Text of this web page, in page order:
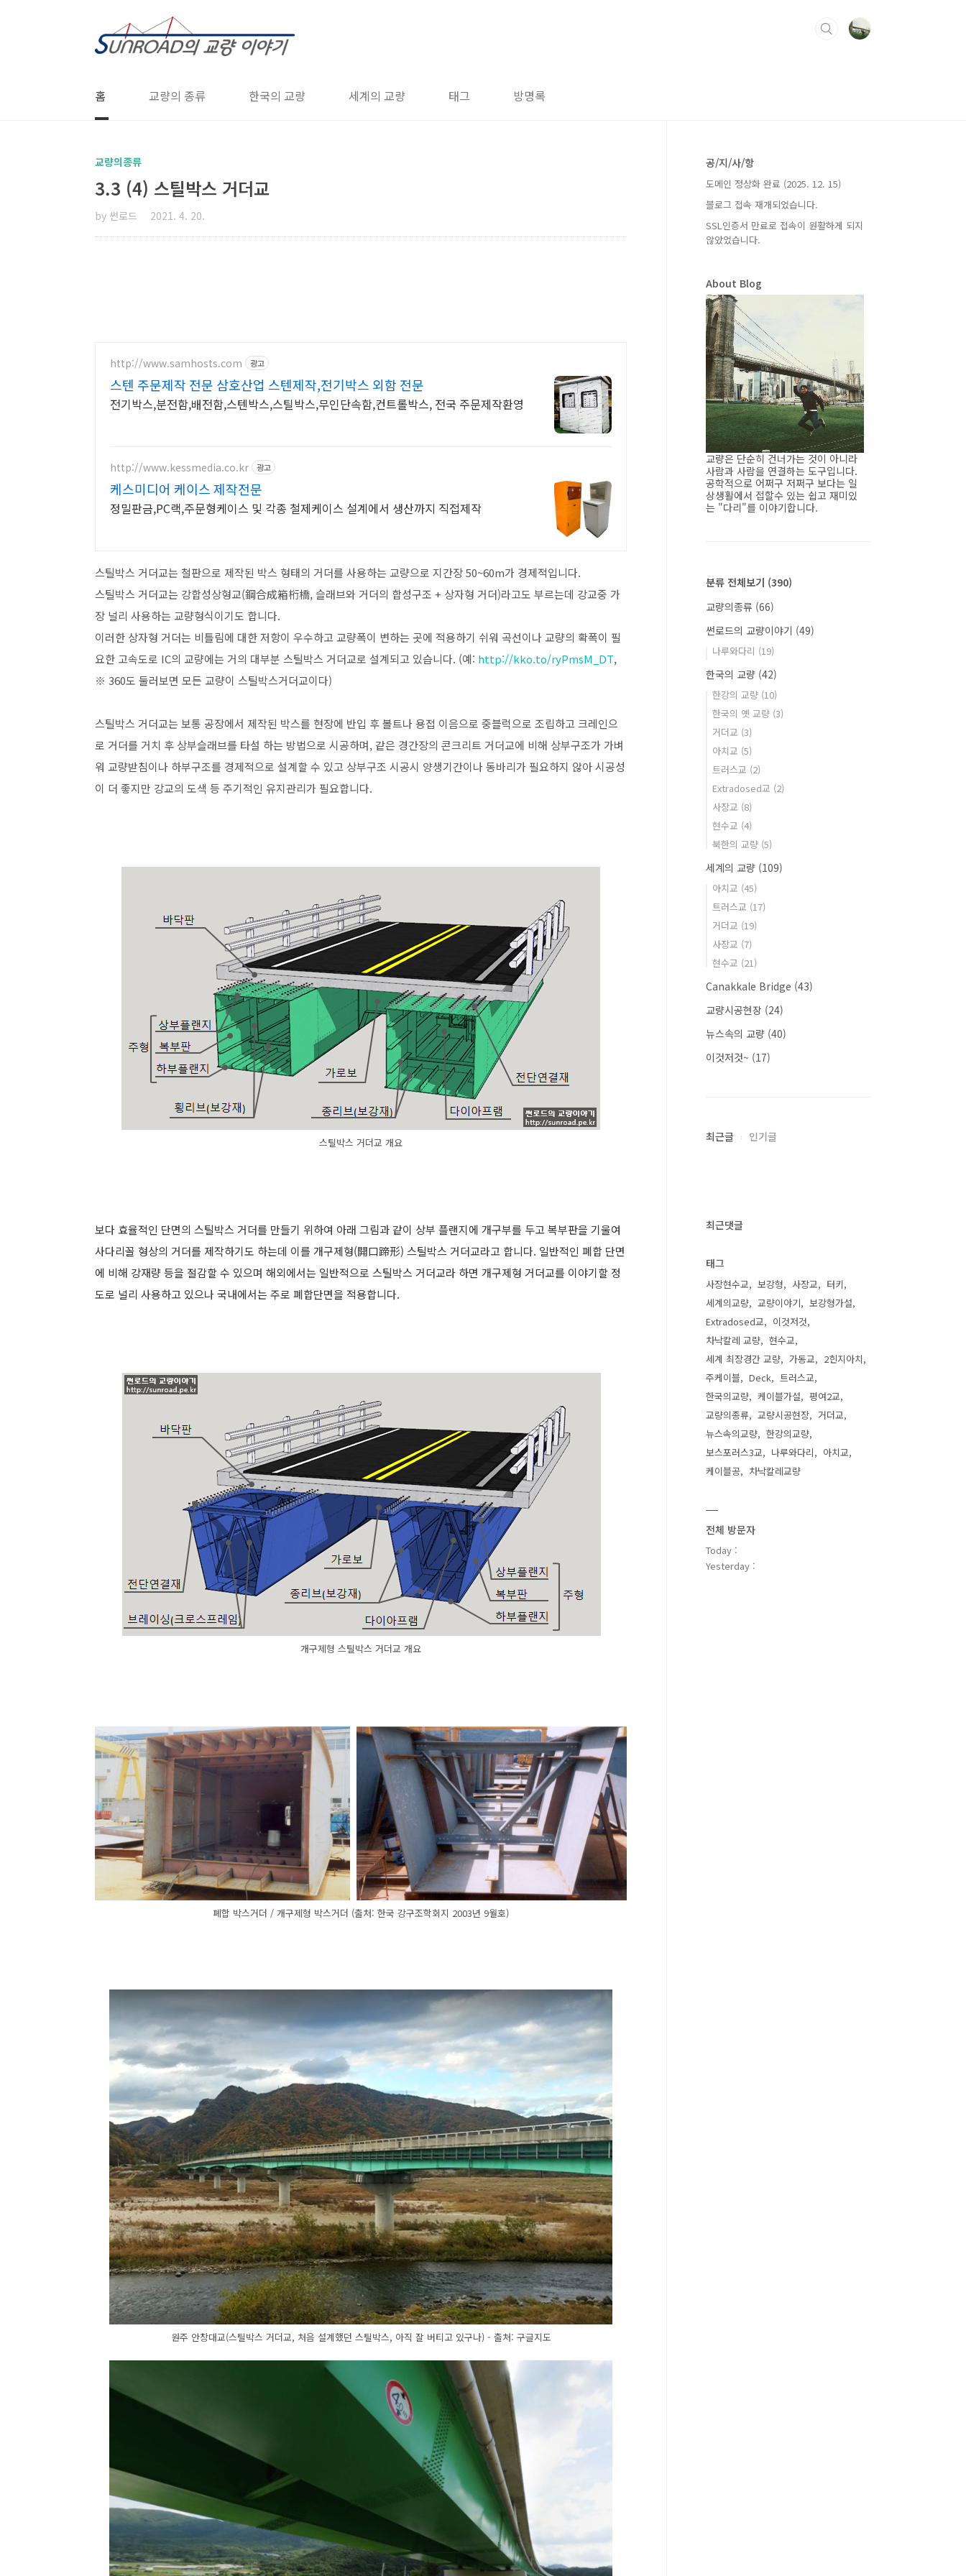
홈 교량의 종류 한국의 교량 세계의 교량 태그 방명록
교량의종류
3.3 (4) 스틸박스 거더교
by 썬로드 2021. 4. 20.
http://www.samhosts.com 광고
스텐 주문제작 전문 삼호산업 스텐제작,전기박스 외함 전문
전기박스,분전함,배전함,스텐박스,스틸박스,무인단속함,컨트롤박스, 전국 주문제작환영
http://www.kessmedia.co.kr 광고
케스미디어 케이스 제작전문
정밀판금,PC랙,주문형케이스 및 각종 철제케이스 설계에서 생산까지 직접제작
스틸박스 거더교는 철판으로 제작된 박스 형태의 거더를 사용하는 교량으로 지간장 50~60m가 경제적입니다.
스틸박스 거더교는 강합성상형교(鋼合成箱桁橋, 슬래브와 거더의 합성구조 + 상자형 거더)라고도 부르는데 강교중 가
장 널리 사용하는 교량형식이기도 합니다.
이러한 상자형 거더는 비틀림에 대한 저항이 우수하고 교량폭이 변하는 곳에 적용하기 쉬워 곡선이나 교량의 확폭이 필
요한 고속도로 IC의 교량에는 거의 대부분 스틸박스 거더교로 설계되고 있습니다. (예: http://kko.to/ryPmsM_DT,
※ 360도 둘러보면 모든 교량이 스틸박스거더교이다)
스틸박스 거더교는 보통 공장에서 제작된 박스를 현장에 반입 후 볼트나 용접 이음으로 중블럭으로 조립하고 크레인으
로 거더를 거치 후 상부슬래브를 타설 하는 방법으로 시공하며, 같은 경간장의 콘크리트 거더교에 비해 상부구조가 가벼
워 교량받침이나 하부구조를 경제적으로 설계할 수 있고 상부구조 시공시 양생기간이나 동바리가 필요하지 않아 시공성
이 더 좋지만 강교의 도색 등 주기적인 유지관리가 필요합니다.
스틸박스 거더교 개요
보다 효율적인 단면의 스틸박스 거더를 만들기 위하여 아래 그림과 같이 상부 플랜지에 개구부를 두고 복부판을 기울여
사다리꼴 형상의 거더를 제작하기도 하는데 이를 개구제형(開口蹄形) 스틸박스 거더교라고 합니다. 일반적인 폐합 단면
에 비해 강재량 등을 절감할 수 있으며 해외에서는 일반적으로 스틸박스 거더교라 하면 개구제형 거더교를 이야기할 정
도로 널리 사용하고 있으나 국내에서는 주로 폐합단면을 적용합니다.
개구제형 스틸박스 거더교 개요
폐합 박스거더 / 개구제형 박스거더 (출처: 한국 강구조학회지 2003년 9월호)
원주 안창대교(스틸박스 거더교, 처음 설계했던 스틸박스, 아직 잘 버티고 있구나) - 출처: 구글지도
공/지/사/항
도메인 정상화 완료 (2025. 12. 15)
블로그 접속 재개되었습니다.
SSL인증서 만료로 접속이 원활하게 되지
않았었습니다.
About Blog
교량은 단순히 건너가는 것이 아니라
사람과 사람을 연결하는 도구입니다.
공학적으로 어쩌구 저쩌구 보다는 일
상생활에서 접할수 있는 쉽고 재미있
는 "다리"를 이야기합니다.
분류 전체보기 (390)
교량의종류 (66)
썬로드의 교량이야기 (49)
나루와다리 (19)
한국의 교량 (42)
한강의 교량 (10)
한국의 옛 교량 (3)
거더교 (3)
아치교 (5)
트러스교 (2)
Extradosed교 (2)
사장교 (8)
현수교 (4)
북한의 교량 (5)
세계의 교량 (109)
아치교 (45)
트러스교 (17)
거더교 (19)
사장교 (7)
현수교 (21)
Canakkale Bridge (43)
교량시공현장 (24)
뉴스속의 교량 (40)
이것저것~ (17)
최근글 인기글
최근댓글
태그
사장현수교 보강형 사장교
터키
세계의교량
교량이야기
보강형가설
Extradosed교
이것저것
차낙칼레 교량
현수교
세계 최장경간 교량
가동교
2힌지아치
주케이블
Deck
트러스교
한국의교량
케이블가설
평여2교
교량의종류
교량시공현장
거더교
뉴스속의교량
한강의교량
보스포러스3교
나루와다리
아치교
케이블공
차낙칼레교량
전체 방문자
Today :
Yesterday :